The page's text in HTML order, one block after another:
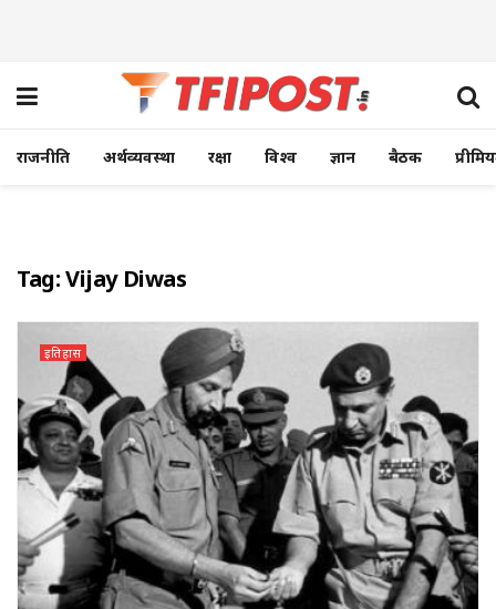
राजनीति अर्थव्यवस्था रक्षा विश्व ज्ञान बैठक
Tag:Vijay Diwas
इतिहास